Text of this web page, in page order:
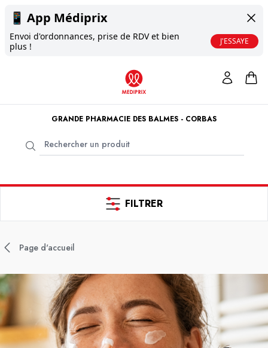
📱 App Médiprix
Envoi d'ordonnances, prise de RDV et bien
plus !
J'ESSAYE
GRANDE PHARMACIE DES BALMES - CORBAS
FILTRER
Page d'accueil